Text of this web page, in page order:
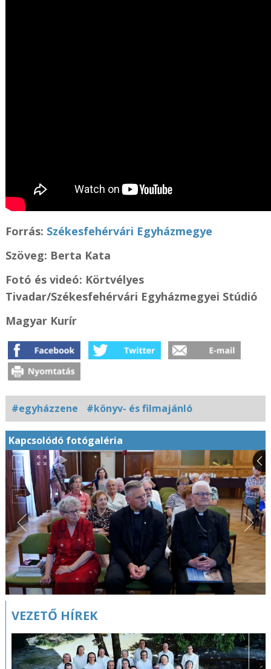
Forrás: Székesfehérvári Egyházmegye
Szöveg: Berta Kata
Fotó és videó: Körtvélyes
Tivadar/Székesfehérvári Egyházmegyei Stúdió
Magyar Kurír
#egyházzene #könyv- és filmajánló
Kapcsolódó fotógaléria
VEZETŐ HÍREK